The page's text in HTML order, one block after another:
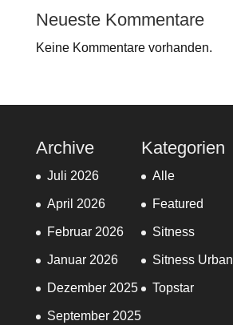
Neueste Kommentare
Keine Kommentare vorhanden.
Archive
Juli 2026
April 2026
Februar 2026
Januar 2026
Dezember 2025
September 2025
Kategorien
Alle
Featured
Sitness
Sitness Urban
Topstar